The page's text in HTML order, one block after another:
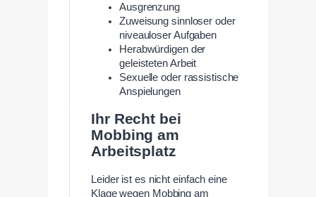
Ausgrenzung
Zuweisung sinnloser oder
niveauloser Aufgaben
Herabwürdigen der
geleisteten Arbeit
Sexuelle oder rassistische
Anspielungen
Ihr Recht bei
Mobbing am
Arbeitsplatz
Leider ist es nicht einfach eine
Klage wegen Mobbing am